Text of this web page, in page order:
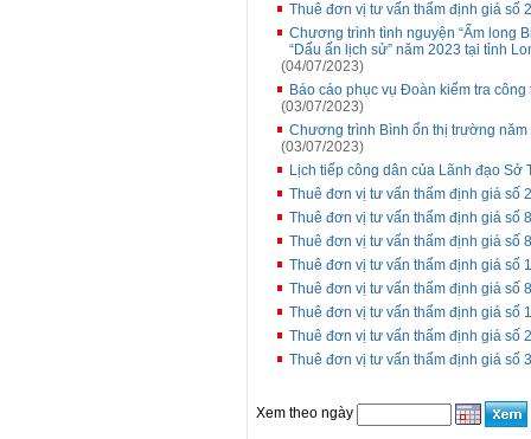
Thuê đơn vị tư vấn thẩm định giá số
Chương trình tình nguyện “Ấm long
“Dấu ấn lịch sử” năm 2023 tại tỉnh
(04/07/2023)
Báo cáo phục vụ Đoàn kiểm tra
(03/07/2023)
Chương trình Bình ổn thị trường
(03/07/2023)
Lịch tiếp công dân của Lãnh đạo Sở
Thuê đơn vị tư vấn thẩm định giá số
Thuê đơn vị tư vấn thẩm định giá số
Thuê đơn vị tư vấn thẩm định giá số
Thuê đơn vị tư vấn thẩm định giá số
Thuê đơn vị tư vấn thẩm định giá số
Thuê đơn vị tư vấn thẩm định giá số
Thuê đơn vị tư vấn thẩm định giá số
Thuê đơn vị tư vấn thẩm định giá số
Xem theo ngày